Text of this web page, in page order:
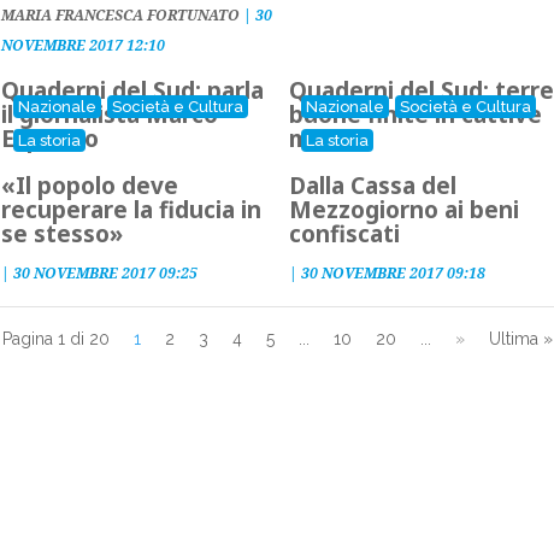
MARIA FRANCESCA FORTUNATO |30
NOVEMBRE 2017 12:10
Nazionale
Società e Cultura
La storia
Quaderni del Sud: parla
il giornalista Marco
Esposito
«Il popolo deve
recuperare la fiducia in
se stesso»
|30 NOVEMBRE 2017 09:25
Nazionale
Società e Cultura
La storia
Quaderni del Sud: terre
buone finite in cattive
mani
Dalla Cassa del
Mezzogiorno ai beni
confiscati
|30 NOVEMBRE 2017 09:18
Pagina 1 di 20 1 2 3 4 5 10 20 » Ultima »